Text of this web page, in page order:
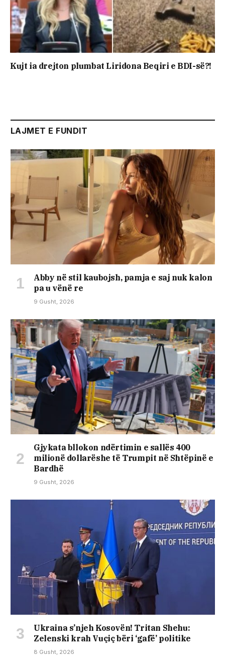
Kujt ia drejton plumbat Liridona Beqiri e BDI-së?!
LAJMET E FUNDIT
Abby në stil kaubojsh, pamja e saj nuk kalon
pa u vënë re
9 Gusht, 2026
Gjykata bllokon ndërtimin e sallës 400
milionë dollarëshe të Trumpit në Shtëpinë e
Bardhë
9 Gusht, 2026
Ukraina s’njeh Kosovën! Tritan Shehu:
Zelenski krah Vuçiç bëri ‘gafë’ politike
8 Gusht, 2026